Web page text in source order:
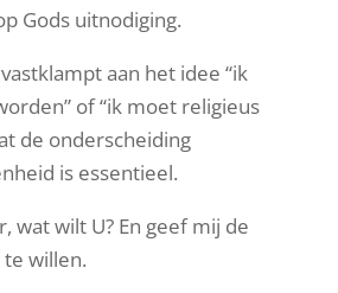
Gods uitnodiging.
aan het idee “ik
of “ik moet religieus
de onderscheiding
is essentieel.
wat wilt U? En geef mij de
willen.